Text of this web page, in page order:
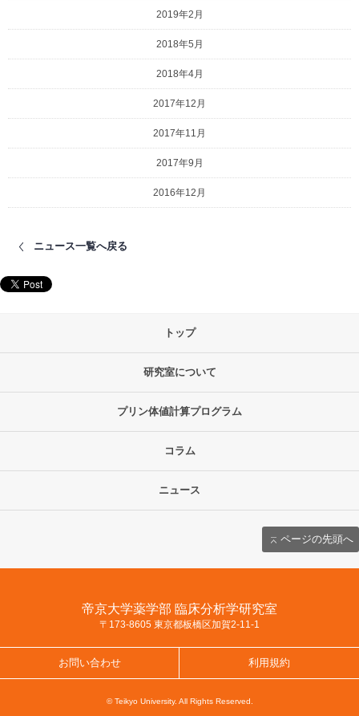
2019年2月
2018年5月
2018年4月
2017年12月
2017年11月
2017年9月
2016年12月
ニュース一覧へ戻る
トップ
研究室について
プリン体値計算プログラム
コラム
ニュース
ページの先頭へ
帝京大学薬学部 臨床分析学研究室
〒173-8605 東京都板橋区加賀2-11-1
お問い合わせ 利用規約
© Teikyo University. All Rights Reserved.